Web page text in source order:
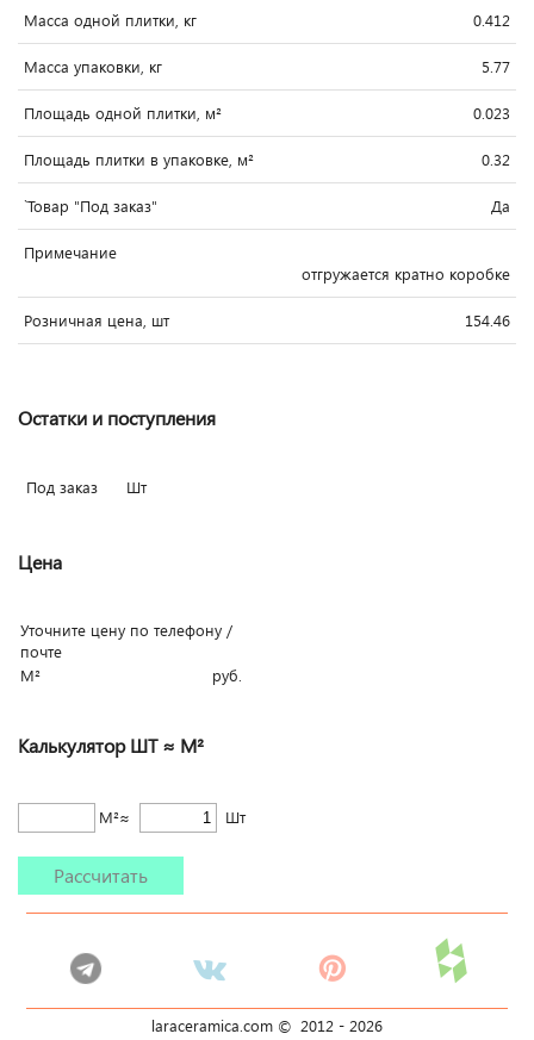
Масса одной плитки, кг 0.412
Масса упаковки, кг 5.77
Площадь одной плитки, м² 0.023
Площадь плитки в упаковке, м² 0.32
`Товар "Под заказ" Да
Примечание
отгружается кратно коробке
Розничная цена, шт 154.46
Остатки и поступления
Под заказ Шт
Цена
Уточните цену по телефону /
почте
М²
руб.
Калькулятор ШТ ≈ М²
М²≈ Шт
Рассчитать
laraceramica.com © 2012 - 2026